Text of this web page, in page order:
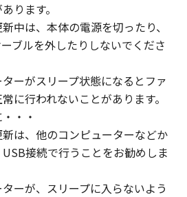
ります。
中は、本体の電源を切ったり、
ブルを外したりしないでくださ
ーがスリープ状態になるとファ
に行われないことがあります。
・・
は、他のコンピューターなどか
接続で行うことをお勧めしま
ーが、スリープに入らないよう